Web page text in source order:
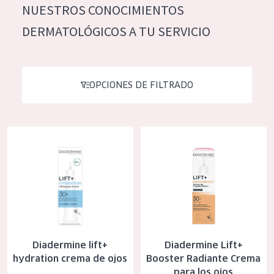
Hidratación y luminosidad
Reducción de arrugas
Crema de día
Crema de noche
Crema de ojos
Limpieza
German
Spanish
NUESTROS CONOCIMIENTOS
DERMATOLÓGICOS A TU SERVICIO
OPCIONES DE FILTRADO
Diadermine lift+
hydration crema de ojos
Diadermine Lift+
Booster Radiante Crema